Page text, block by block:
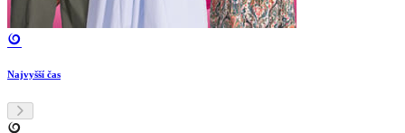
Najvyšší čas